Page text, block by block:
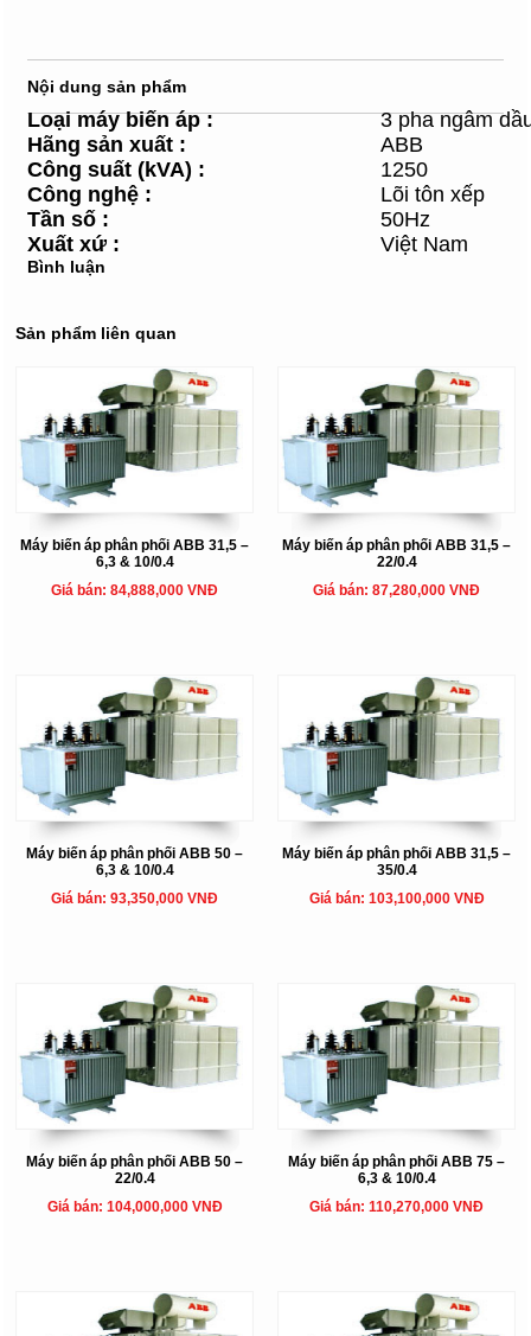
Nội dung sản phẩm
Loại máybiến áp :
3 pha ngâm
Hãng sản xuất :
ABB
Công suất (kVA) :
1250
Công nghệ :
Lõi tôn xếp
Tần số :
50Hz
Xuất xứ : Việt Nam
Bình luận
Sản phẩm liên quan
Máy biến áp phân phối ABB 31,5 –
6,3 & 10/0.4
Giá bán: 84,888,000 VNĐ
Máy biến áp phân phối ABB 31,5 –
22/0.4
Giá bán: 87,280,000 VNĐ
Máy biến áp phân phối ABB 50 –
6,3 & 10/0.4
Giá bán: 93,350,000 VNĐ
Máy biến áp phân phối ABB 31,5 –
35/0.4
Giá bán: 103,100,000 VNĐ
Máy biến áp phân phối ABB 50 –
22/0.4
Giá bán: 104,000,000 VNĐ
Máy biến áp phân phối ABB 75 –
6,3 & 10/0.4
Giá bán: 110,270,000 VNĐ